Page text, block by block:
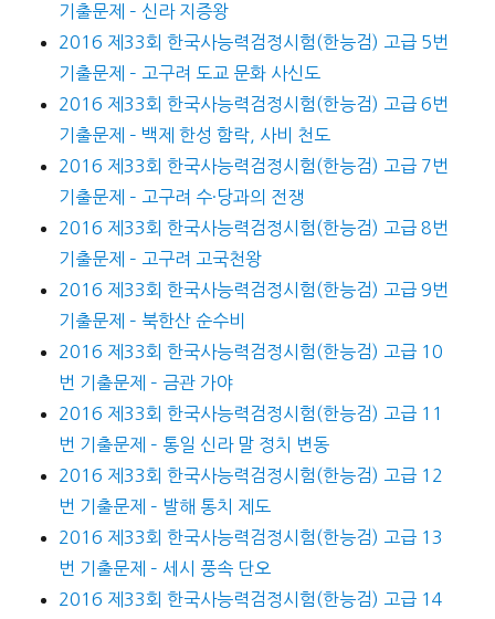
기출문제 – 신라 지증왕
2016 제33회 한국사능력검정시험(한능검) 고급 5번
기출문제 – 고구려 도교 문화 사신도
2016 제33회 한국사능력검정시험(한능검) 고급 6번
기출문제 – 백제 한성 함락, 사비 천도
2016 제33회 한국사능력검정시험(한능검) 고급 7번
기출문제 – 고구려 수·당과의 전쟁
2016 제33회 한국사능력검정시험(한능검) 고급 8번
기출문제 – 고구려 고국천왕
2016 제33회 한국사능력검정시험(한능검) 고급 9번
기출문제 – 북한산 순수비
2016 제33회 한국사능력검정시험(한능검) 고급 10
번 기출문제 – 금관 가야
2016 제33회 한국사능력검정시험(한능검) 고급 11
번 기출문제 – 통일 신라 말 정치 변동
2016 제33회 한국사능력검정시험(한능검) 고급 12
번 기출문제 – 발해 통치 제도
2016 제33회 한국사능력검정시험(한능검) 고급 13
번 기출문제 – 세시 풍속 단오
2016 제33회 한국사능력검정시험(한능검) 고급 14